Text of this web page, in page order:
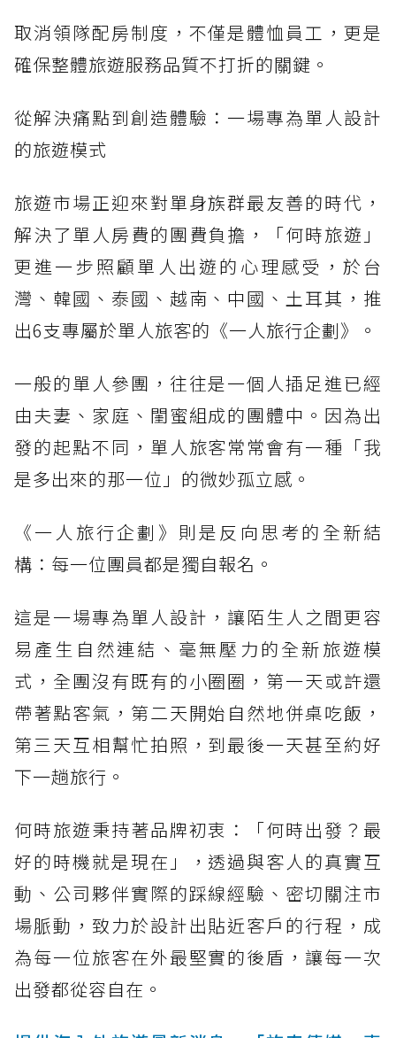
取消領隊配房制度，不僅是體恤員工，更是
確保整體旅遊服務品質不打折的關鍵。
從解決痛點到創造體驗：一場專為單人設計
的旅遊模式
旅遊市場正迎來對單身族群最友善的時代，
解決了單人房費的團費負擔，「何時旅遊」
更進一步照顧單人出遊的心理感受，於台
灣、韓國、泰國、越南、中國、土耳其，推
出6支專屬於單人旅客的《一人旅行企劃》。
一般的單人參團，往往是一個人插足進已經
由夫妻、家庭、閨蜜組成的團體中。因為出
發的起點不同，單人旅客常常會有一種「我
是多出來的那一位」的微妙孤立感。
《一人旅行企劃》則是反向思考的全新結
構：每一位團員都是獨自報名。
這是一場專為單人設計，讓陌生人之間更容
易產生自然連結、毫無壓力的全新旅遊模
式，全團沒有既有的小圈圈，第一天或許還
帶著點客氣，第二天開始自然地併桌吃飯，
第三天互相幫忙拍照，到最後一天甚至約好
下一趟旅行。
何時旅遊秉持著品牌初衷：「何時出發？最
好的時機就是現在」，透過與客人的真實互
動、公司夥伴實際的踩線經驗、密切關注市
場脈動，致力於設計出貼近客戶的行程，成
為每一位旅客在外最堅實的後盾，讓每一次
出發都從容自在。